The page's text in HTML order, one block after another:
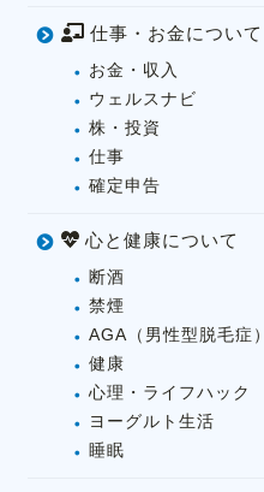
仕事・お金について
お金・収入
ウェルスナビ
株・投資
仕事
確定申告
心と健康について
断酒
禁煙
AGA（男性型脱毛症）
健康
心理・ライフハック
ヨーグルト生活
睡眠